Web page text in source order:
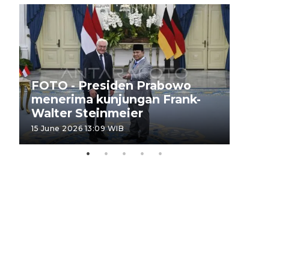
FOTO - Presiden Prabowo
menerima kunjungan Frank-
Walter Steinmeier
15 June 2026 13:09 WIB